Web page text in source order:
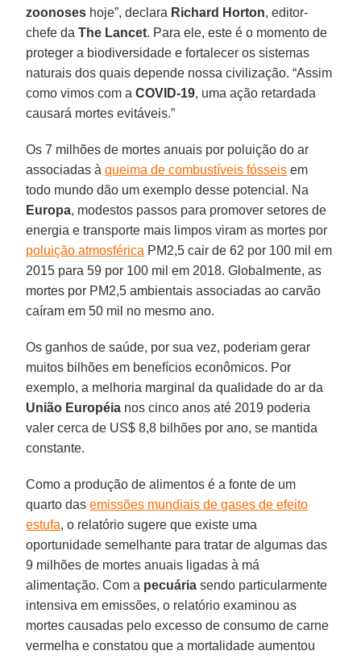
zoonoses hoje”, declara Richard Horton, editor-
chefe daThe Lancet. Para ele, este é o momento de
proteger a biodiversidade e fortalecer os sistemas
naturais dos quais depende nossa civilização. “Assim
como vimos com aCOVID-19, uma ação retardada
causará mortes evitáveis.”
Os 7 milhões de mortes anuais por poluição do ar
associadas àqueima de combustíveis fósseis em
todo mundo dão um exemplo desse potencial. Na
Europa, modestos passos para promover setores de
energia e transporte mais limpos viram as mortes por
poluição atmosférica PM2,5 cair de 62 por 100 mil em
2015 para 59 por 100 mil em 2018. Globalmente, as
mortes por PM2,5 ambientais associadas ao carvão
caíram em 50 mil no mesmo ano.
Os ganhos de saúde, por sua vez, poderiam gerar
muitos bilhões em benefícios econômicos. Por
exemplo, a melhoria marginal da qualidade do ar da
União Européia nos cinco anos até 2019 poderia
valer cerca de US$ 8,8 bilhões por ano, se mantida
constante.
Como a produção de alimentos é a fonte de um
quarto dasemissões mundiais de gases de efeito
estufa, o relatório sugere que existe uma
oportunidade semelhante para tratar de algumas das
9 milhões de mortes anuais ligadas à má
alimentação. Com a pecuária sendo particularmente
intensiva em emissões, o relatório examinou as
mortes causadas pelo excesso de consumo de carne
vermelha e constatou que a mortalidade aumentou